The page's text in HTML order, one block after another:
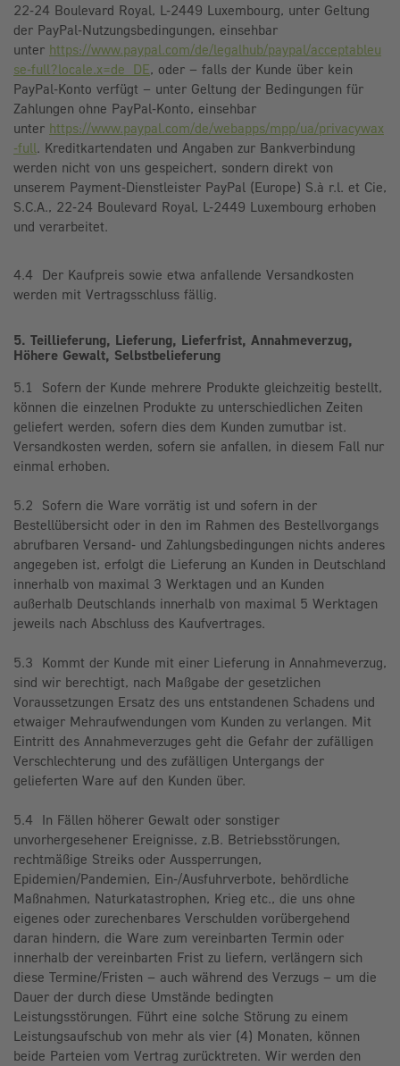
22-24 Boulevard Royal, L-2449 Luxembourg, unter Geltung
der PayPal-Nutzungsbedingungen, einsehbar
unter https://www.paypal.com/de/legalhub/paypal/acceptableu
se-full?locale.x=de_DE, oder – falls der Kunde über kein
PayPal-Konto verfügt – unter Geltung der Bedingungen für
Zahlungen ohne PayPal-Konto, einsehbar
unter https://www.paypal.com/de/webapps/mpp/ua/privacywax
-full. Kreditkartendaten und Angaben zur Bankverbindung
werden nicht von uns gespeichert, sondern direkt von
unserem Payment-Dienstleister PayPal (Europe) S.à r.l. et Cie,
S.C.A., 22-24 Boulevard Royal, L-2449 Luxembourg erhoben
und verarbeitet.
4.4 Der Kaufpreis sowie etwa anfallende Versandkosten
werden mit Vertragsschluss fällig.
5. Teillieferung, Lieferung, Lieferfrist, Annahmeverzug,
Höhere Gewalt, Selbstbelieferung
5.1 Sofern der Kunde mehrere Produkte gleichzeitig bestellt,
können die einzelnen Produkte zu unterschiedlichen Zeiten
geliefert werden, sofern dies dem Kunden zumutbar ist.
Versandkosten werden, sofern sie anfallen, in diesem Fall nur
einmal erhoben.
5.2 Sofern die Ware vorrätig ist und sofern in der
Bestellübersicht oder in den im Rahmen des Bestellvorgangs
abrufbaren Versand- und Zahlungsbedingungen nichts anderes
angegeben ist, erfolgt die Lieferung an Kunden in Deutschland
innerhalb von maximal 3 Werktagen und an Kunden
außerhalb Deutschlands innerhalb von maximal 5 Werktagen
jeweils nach Abschluss des Kaufvertrages.
5.3 Kommt der Kunde mit einer Lieferung in Annahmeverzug,
sind wir berechtigt, nach Maßgabe der gesetzlichen
Voraussetzungen Ersatz des uns entstandenen Schadens und
etwaiger Mehraufwendungen vom Kunden zu verlangen. Mit
Eintritt des Annahmeverzuges geht die Gefahr der zufälligen
Verschlechterung und des zufälligen Untergangs der
gelieferten Ware auf den Kunden über.
5.4 In Fällen höherer Gewalt oder sonstiger
unvorhergesehener Ereignisse, z.B. Betriebsstörungen,
rechtmäßige Streiks oder Aussperrungen,
Epidemien/Pandemien, Ein-/Ausfuhrverbote, behördliche
Maßnahmen, Naturkatastrophen, Krieg etc., die uns ohne
eigenes oder zurechenbares Verschulden vorübergehend
daran hindern, die Ware zum vereinbarten Termin oder
innerhalb der vereinbarten Frist zu liefern, verlängern sich
diese Termine/Fristen – auch während des Verzugs – um die
Dauer der durch diese Umstände bedingten
Leistungsstörungen. Führt eine solche Störung zu einem
Leistungsaufschub von mehr als vier (4) Monaten, können
beide Parteien vom Vertrag zurücktreten. Wir werden den